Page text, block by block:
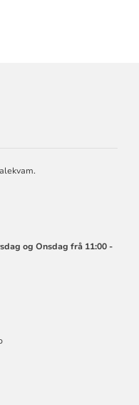
og Onsdag frå 11:00 -